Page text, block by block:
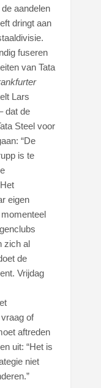
aandelen
dringt aan
fuseren
van Tata
Lars
dat de
Steel voor
“De
is te
eigen
zich al
de
Vrijdag
of
aftreden
uit: “Het is
niet